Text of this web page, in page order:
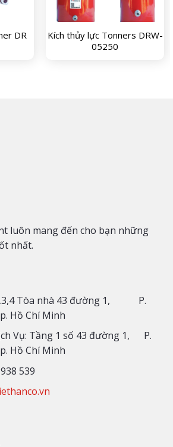
DR
Kích thủy lực Tonners DRW-
05250
luôn mang đến cho bạn những
nhất.
Tòa nhà 43 đường 1, P.
Hồ Chí Minh
Vụ: Tầng 1 số 43 đường 1, P.
Hồ Chí Minh
539